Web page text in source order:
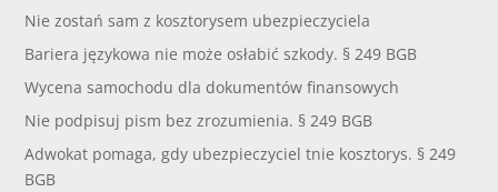
Nie zostań sam z kosztorysem ubezpieczyciela
Bariera językowa nie może osłabić szkody. § 249 BGB
Wycena samochodu dla dokumentów finansowych
Nie podpisuj pism bez zrozumienia. § 249 BGB
Adwokat pomaga, gdy ubezpieczyciel tnie kosztorys. § 249
BGB